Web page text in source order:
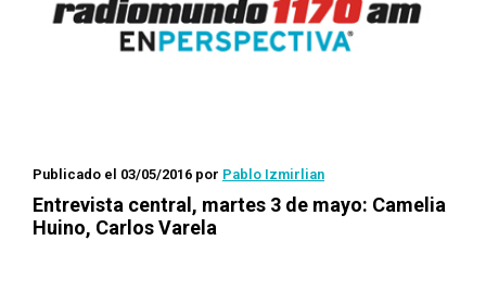
Publicado el 03/05/2016 por Pablo Izmirlian
Entrevista central, martes 3 de mayo: Camelia
Huino, Carlos Varela